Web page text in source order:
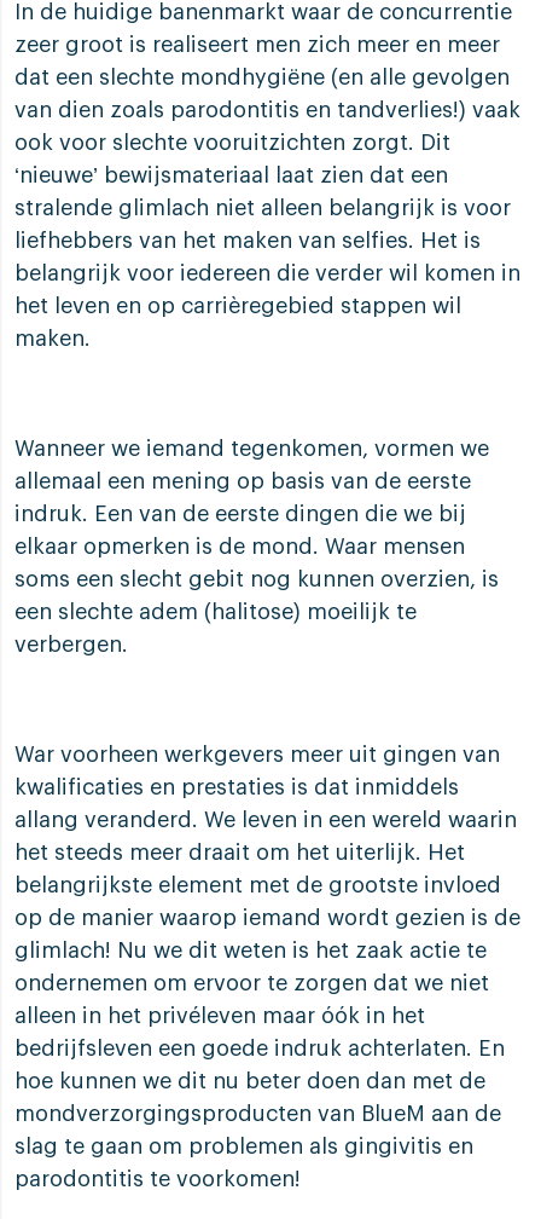
In de huidige banenmarkt waar de concurrentie
zeer groot is realiseert men zich meer en meer
dat een slechte mondhygiëne (en alle gevolgen
van dien zoals parodontitis en tandverlies!) vaak
ook voor slechte vooruitzichten zorgt. Dit
‘nieuwe’ bewijsmateriaal laat zien dat een
stralende glimlach niet alleen belangrijk is voor
liefhebbers van het maken van selfies. Het is
belangrijk voor iedereen die verder wil komen in
het leven en op carrièregebied stappen wil
maken.
Wanneer we iemand tegenkomen, vormen we
allemaal een mening op basis van de eerste
indruk. Een van de eerste dingen die we bij
elkaar opmerken is de mond. Waar mensen
soms een slecht gebit nog kunnen overzien, is
een slechte adem (halitose) moeilijk te
verbergen.
War voorheen werkgevers meer uit gingen van
kwalificaties en prestaties is dat inmiddels
allang veranderd. We leven in een wereld waarin
het steeds meer draait om het uiterlijk. Het
belangrijkste element met de grootste invloed
op de manier waarop iemand wordt gezien is de
glimlach! Nu we dit weten is het zaak actie te
ondernemen om ervoor te zorgen dat we niet
alleen in het privéleven maar óók in het
bedrijfsleven een goede indruk achterlaten. En
hoe kunnen we dit nu beter doen dan met de
mondverzorgingsproducten van BlueM aan de
slag te gaan om problemen als gingivitis en
parodontitis te voorkomen!